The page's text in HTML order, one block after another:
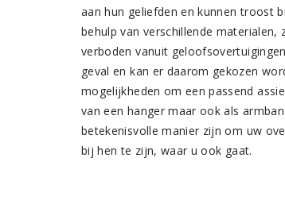
aan hun geliefden en kunnen troost
behulp van verschillende
verboden vanuit
geval en kan er daarom gekozen
mogelijkheden om een passend
van een hanger maar ook als
betekenisvolle manier zijn om uw
bij hen te zijn, waar u ook gaat.